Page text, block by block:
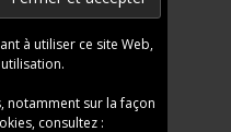
à utiliser ce site Web,
notamment sur la façon
consultez :